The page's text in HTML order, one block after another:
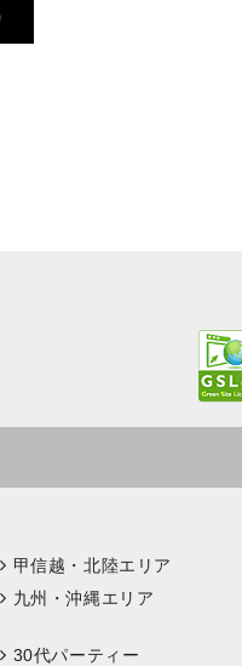
甲信越・北陸エリア
九州・沖縄エリア
30代パーティー